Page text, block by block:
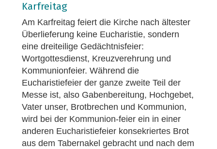
Karfreitag
Am Karfreitag feiert die Kirche nach ältester
Überlieferung keine Eucharistie, sondern
eine dreiteilige Gedächtnisfeier:
Wortgottesdienst, Kreuzverehrung und
Kommunionfeier. Während die
Eucharistiefeier der ganze zweite Teil der
Messe ist, also Gabenbereitung, Hochgebet,
Vater unser, Brotbrechen und Kommunion,
wird bei der Kommunion-feier ein in einer
anderen Eucharistiefeier konsekriertes Brot
aus dem Tabernakel gebracht und nach dem